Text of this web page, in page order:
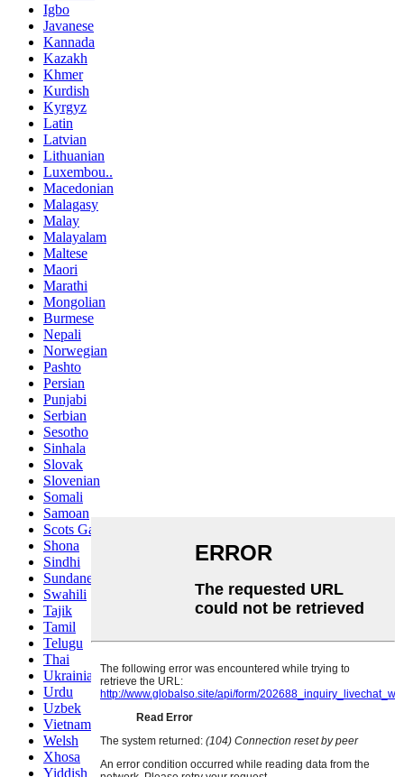
Igbo
Javanese
Kannada
Kazakh
Khmer
Kurdish
Kyrgyz
Latin
Latvian
Lithuanian
Luxembou..
Macedonian
Malagasy
Malay
Malayalam
Maltese
Maori
Marathi
Mongolian
Burmese
Nepali
Norwegian
Pashto
Persian
Punjabi
Serbian
Sesotho
Sinhala
Slovak
Slovenian
Somali
Samoan
Scots Gaelic
Shona
Sindhi
Sundanese
Swahili
Tajik
Tamil
Telugu
Thai
Ukrainian
Urdu
Uzbek
Vietnamese
Welsh
Xhosa
Yiddish